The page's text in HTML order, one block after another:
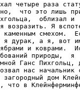
четыре раза
что это лишь
облизал и
возразить. Я
каменным смехом.
я дурак, а я, вот
и коврами.
природы,
Ганс Пихгольц,
нас начальник
загородный дом
что в